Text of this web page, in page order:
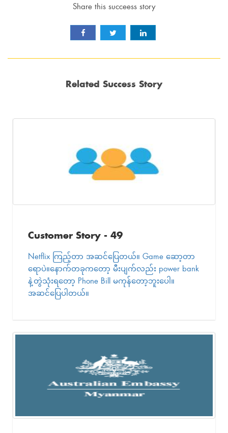
Share this succeess story
Related Success Story
Customer Story - 49
Netflix ကြည့်တာ အဆင်ပြေတယ်။ Game ဆော့တာ
ရောပဲ။နောက်တခုကတော့ မီးပျက်လည်း power bank
နဲ့တွဲသုံးရတော့ Phone Bill မကုန်တော့ဘူးပေါ။
အဆင်ပြေပါတယ်။